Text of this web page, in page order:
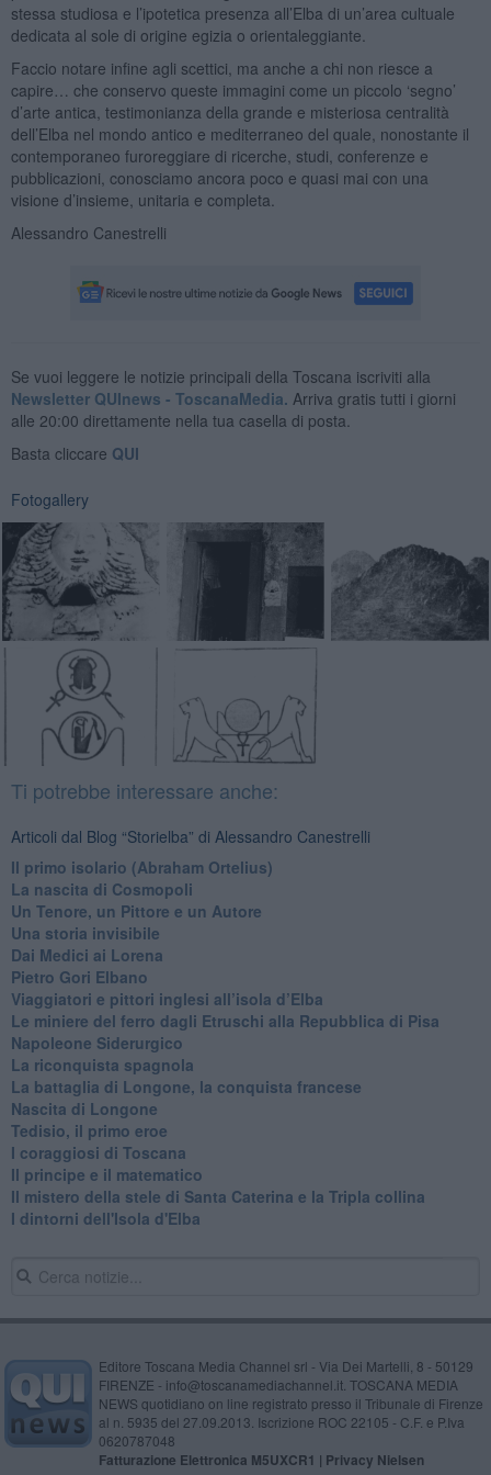
stessa studiosa e l’ipotetica presenza all’Elba di un’area cultuale
dedicata al sole di origine egizia o orientaleggiante.
Faccio notare infine agli scettici, ma anche a chi non riesce a
capire… che conservo queste immagini come un piccolo ‘segno’
d’arte antica, testimonianza della grande e misteriosa centralità
dell’Elba nel mondo antico e mediterraneo del quale, nonostante il
contemporaneo furoreggiare di ricerche, studi, conferenze e
pubblicazioni, conosciamo ancora poco e quasi mai con una
visione d’insieme, unitaria e completa.
Alessandro Canestrelli
Se vuoi leggere le notizie principali della Toscana iscriviti alla
Newsletter QUInews - ToscanaMedia. Arriva gratis tutti i giorni
alle 20:00 direttamente nella tua casella di posta.
Basta cliccare QUI
Fotogallery
Ti potrebbe interessare anche:
Articoli dal Blog “Storielba” di Alessandro Canestrelli
Il primo isolario (Abraham Ortelius)
La nascita di Cosmopoli
​Un Tenore, un Pittore e un Autore
Una storia invisibile
Dai Medici ai Lorena
​Pietro Gori Elbano
​Viaggiatori e pittori inglesi all’isola d’Elba
Le miniere del ferro dagli Etruschi alla Repubblica di Pisa
​Napoleone Siderurgico
​La riconquista spagnola
​La battaglia di Longone, la conquista francese
Nascita di Longone
Tedisio, il primo eroe
I coraggiosi di Toscana
Il principe e il matematico
Il mistero della stele di Santa Caterina e la Tripla collina
I dintorni dell'Isola d'Elba
Editore Toscana Media Channel srl - Via Dei Martelli, 8 - 50129
FIRENZE - info@toscanamediachannel.it. TOSCANA MEDIA
NEWS quotidiano on line registrato presso il Tribunale di Firenze
al n. 5935 del 27.09.2013. Iscrizione ROC 22105 - C.F. e P.Iva
0620787048
Fatturazione Elettronica M5UXCR1 | Privacy Nielsen